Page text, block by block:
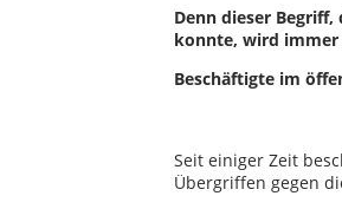
Denn dieser
konnte, wird immer
Beschäftigte im
Seit einiger Zeit
Übergriffen gegen